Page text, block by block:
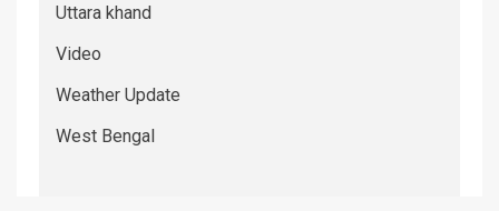
Uttara khand
Video
Weather Update
West Bengal